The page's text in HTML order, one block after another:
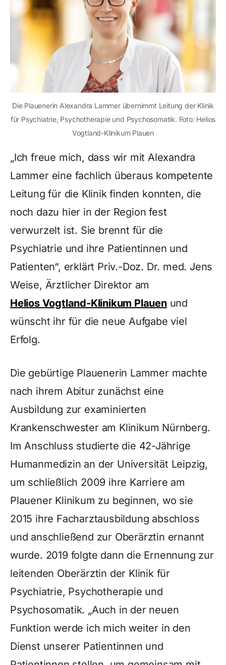
Die Plauenerin Alexandra Lammer übernimmt Leitung der Klinik
für Psychiatrie, Psychotherapie und Psychosomatik. Foto: Helios
Vogtland-Klinikum Plauen
„Ich freue mich, dass wir mit Alexandra
Lammer eine fachlich überaus kompetente
Leitung für die Klinik finden konnten, die
noch dazu hier in der Region fest
verwurzelt ist. Sie brennt für die
Psychiatrie und ihre Patientinnen und
Patienten“, erklärt Priv.-Doz. Dr. med. Jens
Weise, Ärztlicher Direktor am
Helios Vogtland-Klinikum Plauenund
wünscht ihr für die neue Aufgabe viel
Erfolg.
Die gebürtige Plauenerin Lammer machte
nach ihrem Abitur zunächst eine
Ausbildung zur examinierten
Krankenschwester am Klinikum Nürnberg.
Im Anschluss studierte die 42-Jährige
Humanmedizin an der Universität Leipzig,
um schließlich 2009 ihre Karriere am
Plauener Klinikum zu beginnen, wo sie
2015 ihre Facharztausbildung abschloss
und anschließend zur Oberärztin ernannt
wurde. 2019 folgte dann die Ernennung zur
leitenden Oberärztin der Klinik für
Psychiatrie, Psychotherapie und
Psychosomatik. „Auch in der neuen
Funktion werde ich mich weiter in den
Dienst unserer Patientinnen und